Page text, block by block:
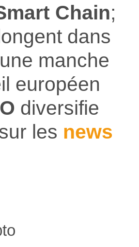
Chain;
dans
manche
européen
diversifie
les news